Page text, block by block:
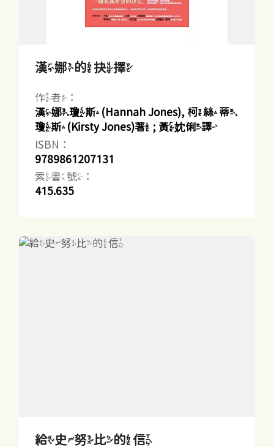
漢娜的抉擇
作者：
漢娜.瓊斯(Hannah Jones), 柯絲蒂.
瓊斯(Kirsty Jones)著 ; 黃妉俐譯
ISBN：
9789861207131
索書號：
415.635
給史努比的信